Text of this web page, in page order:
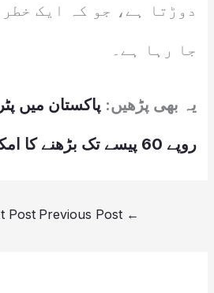
دوڑتا ہے، جو کہ ایک
جا رہا ہے۔
یہ بھی پڑھیں:
روپے 60 پیسے تک بڑھنے کا امکان
←
Post